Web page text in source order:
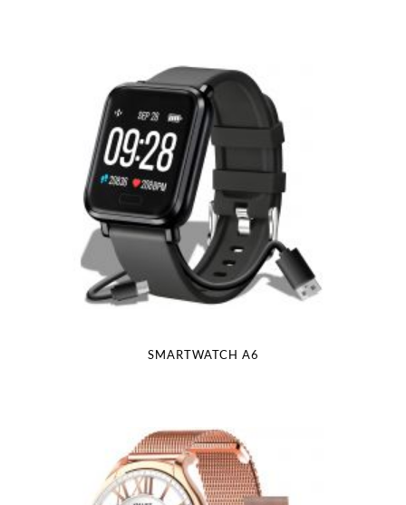
SMARTWATCH A6